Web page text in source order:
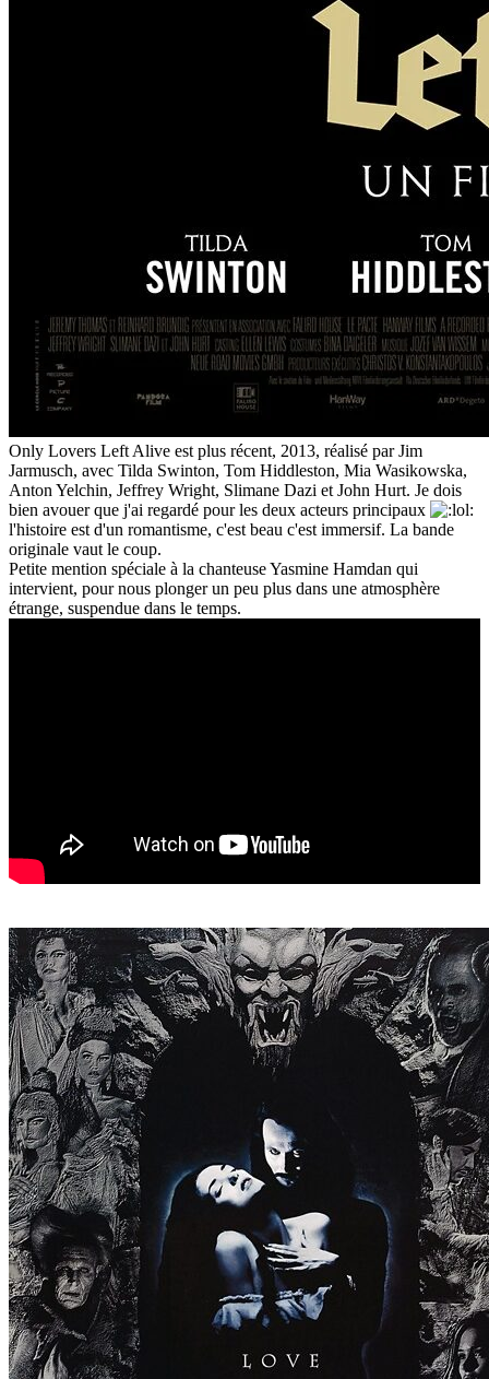
Only Lovers Left Alive est plus récent, 2013, réalisé par Jim
Jarmusch, avec Tilda Swinton, Tom Hiddleston, Mia Wasikowska,
Anton Yelchin, Jeffrey Wright, Slimane Dazi et John Hurt. Je dois
bien avouer que j'ai regardé pour les deux acteurs principaux
l'histoire est d'un romantisme, c'est beau c'est immersif. La bande
originale vaut le coup.
Petite mention spéciale à la chanteuse Yasmine Hamdan qui
intervient, pour nous plonger un peu plus dans une atmosphère
étrange, suspendue dans le temps.